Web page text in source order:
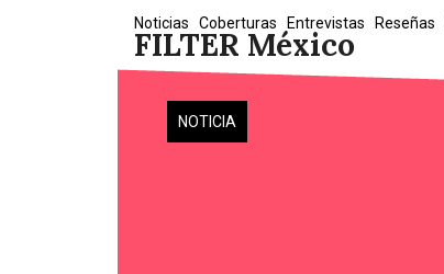
FILTER México
Noticias Coberturas Entrevistas Reseñas
NOTICIA